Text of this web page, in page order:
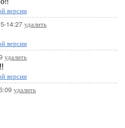
версии
14:27 удалить
версии
удалить
версии
удалить